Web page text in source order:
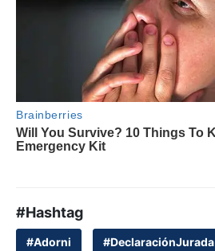
#Hashtag
#Adorni #DeclaraciónJurada